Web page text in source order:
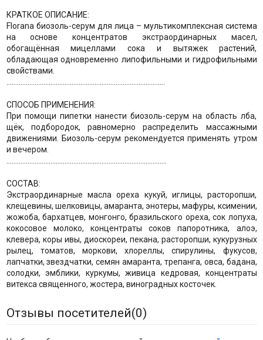
КРАТКОЕ ОПИСАНИЕ:
Florana биозоль-серум для лица – мультикомплексная система
на основе концентратов экстраординарных масел,
обогащённая мицеллами сока и вытяжек растений,
обладающая одновременно липофильными и гидрофильными
свойствами.
СПОСОБ ПРИМЕНЕНИЯ:
При помощи пипетки нанести биозоль-серум на область лба,
щёк, подбородок, равномерно распределить массажными
движениями. Биозоль-серум рекомендуется применять утром
и вечером.
СОСТАВ:
Экстраординарные масла ореха кукуй, иглицы, расторопши,
клещевины, шелковицы, амаранта, энотеры, мафуры, ксимении,
жожоба, бархатцев, монгонго, бразильского ореха, сок лопуха,
кокосовое молоко, концентраты соков папоротника, алоэ,
клевера, коры ивы, диоскореи, пекана, расторопши, кукурузных
рылец, томатов, моркови, хлореллы, спирулины, фукусов,
лапчатки, звездчатки, семян амаранта, трепанга, овса, бадана,
солодки, эмблики, куркумы, живица кедровая, концентраты
витекса священного, жостера, виноградных косточек.
Отзывы посетителей(0)